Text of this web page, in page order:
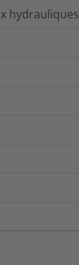
hydrauliques